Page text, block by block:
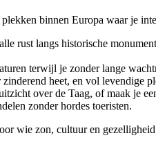
binnen Europa waar je
rust langs historische
terwijl je zonder lange
heet, en vol levendige
over de Taag, of maak je
zonder hordes toeristen.
wie zon, cultuur en